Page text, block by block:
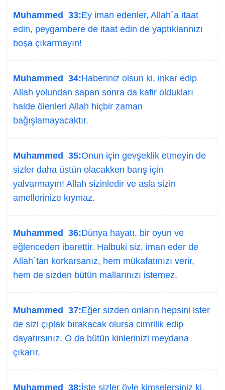
Muhammed 33:Ey iman edenler, Allah´a itaat
edin, peygambere de itaat edin de yaptıklannızı
boşa çıkarmayın!
Muhammed 34:Haberiniz olsun ki, inkar edip
Allah yolundan sapan sonra da kafir oldukları
halde ölenleri Allah hiçbir zaman
bağışlamayacaktır.
Muhammed 35:Onun için gevşeklik etmeyin de
sizler daha üstün olacakken barış için
yalvarmayın! Allah sizinledir ve asla sizin
amellerinize kıymaz.
Muhammed 36:Dünya hayatı, bir oyun ve
eğlenceden ibarettir. Halbuki siz, iman eder de
Allah´tan korkarsanız, hem mükafatınızı verir,
hem de sizden bütün mallarınızı istemez.
Muhammed 37:Eğer sizden onların hepsini ister
de sizi çıplak bırakacak olursa cimrilik edip
dayatırsınız. O da bütün kinlerinizi meydana
çıkarır.
Muhammed 38:İşte sizler öyle kimselersiniz ki,